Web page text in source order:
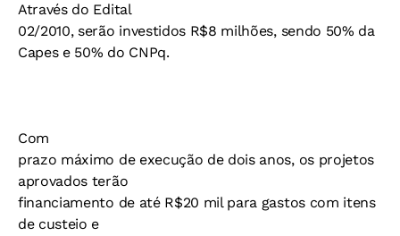
Através do Edital
02/2010, serão investidos R$8 milhões, sendo 50% da
Capes e 50% do CNPq.
Com
prazo máximo de execução de dois anos, os projetos
aprovados terão
financiamento de até R$20 mil para gastos com itens
de custeio e